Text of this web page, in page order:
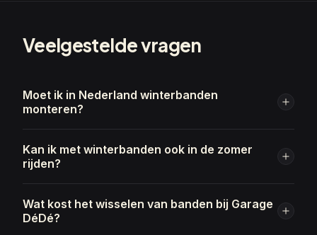
Veelgestelde vragen
Moet ik in Nederland winterbanden
monteren?
Kan ik met winterbanden ook in de zomer
rijden?
Wat kost het wisselen van banden bij Garage
DéDé?